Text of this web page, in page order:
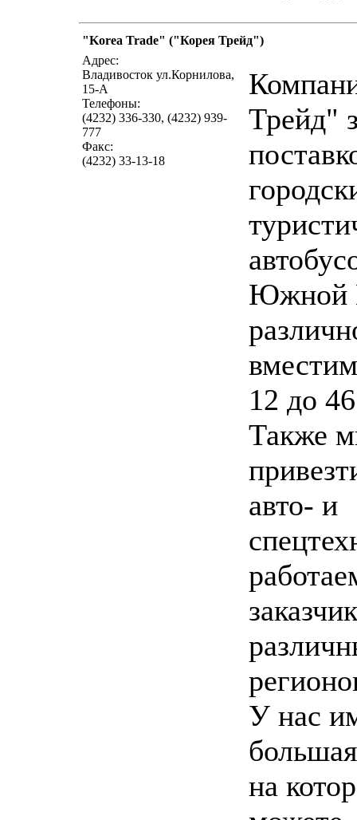
"Korea Trade" ("Корея Трейд")
Адрес:
Владивосток ул.Корнилова,
15-А
Телефоны:
(4232) 336-330, (4232) 939-
777
Факс:
(4232) 33-13-18
Трейд"
Южной
12 до
Также
авто- и
У нас
на